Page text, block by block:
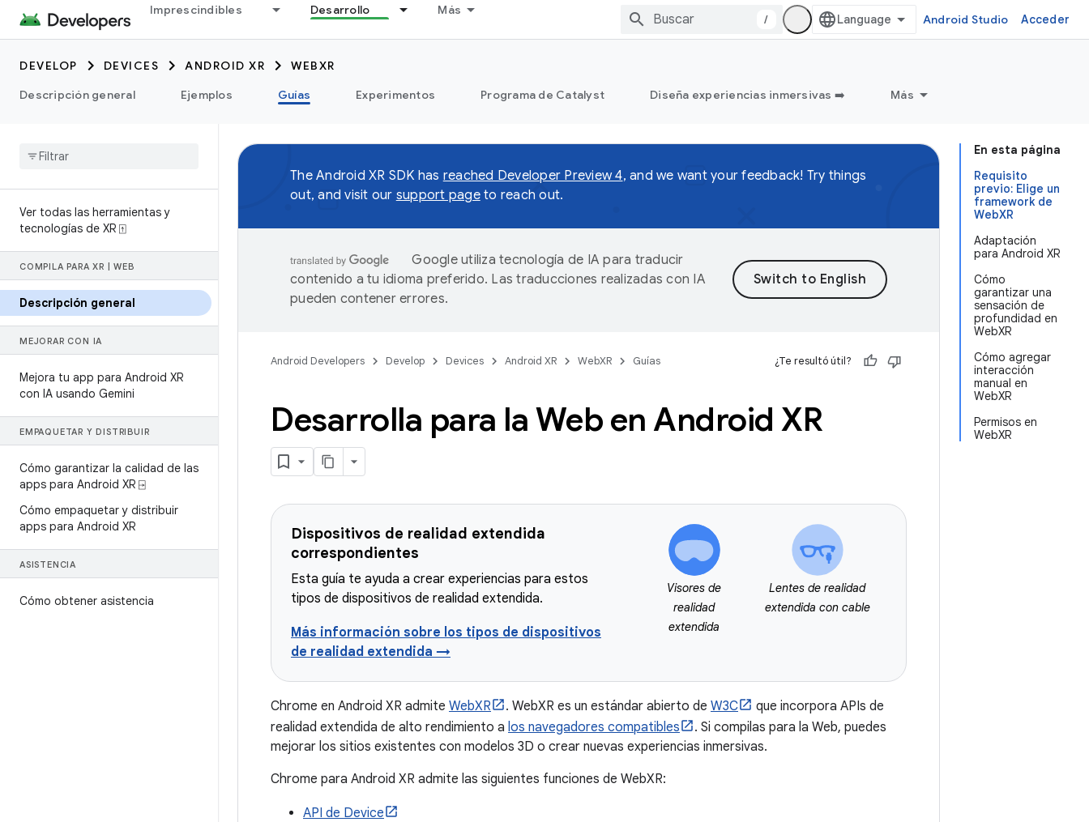
Imprescindibles Desarrollo Más
/ Android Studio Acceder
DEVELOP DEVICES ANDROID XR
WEBXR
Descripción general
Ejemplos Guías Experimentos Programa de Catalyst Diseña experiencias inmersivas ➡️ Más
Ver todas las herramientas y
tecnologías de XR ⍐
COMPILA PARA XR WEB
Descripción general
MEJORAR CON IA
Mejora tu app para Android XR
con IA usando Gemini
EMPAQUETAR Y DISTRIBUIR
Cómo garantizar la calidad de las
apps para Android XR ⍈
Cómo empaquetar y distribuir
apps para Android XR
ASISTENCIA
Cómo obtener asistencia
En esta página
Requisito
previo: Elige un
framework de
WebXR
Adaptación
para Android XR
Cómo
garantizar una
sensación de
profundidad en
WebXR
Cómo agregar
interacción
manual en
WebXR
Permisos en
WebXR
The Android XR SDK has reached Developer Preview 4, and we want your feedback! Try things
out, and visit our support pageto reach out.
Google utiliza tecnología de IA para traducir
contenido a tu idioma preferido. Las traducciones realizadas con IA
pueden contener errores.
Android Developers Develop Devices Android XR WebXR Guías ¿Te resultó útil?
Desarrolla para la Web en Android XR
Dispositivos de realidad extendida
correspondientes
Esta guía te ayuda a crear experiencias para estos
tipos de dispositivos de realidad extendida.
Más información sobre los tipos de dispositivos
de realidad extendida →
Visores de
realidad
extendida
Lentes de realidad
extendida con cable
Chrome en Android XR admite WebXR . WebXR es un estándar abierto de W3C
que incorpora APIs de
realidad extendida de alto rendimiento a los navegadores compatibles
. Si compilas para la Web, puedes
mejorar los sitios existentes con modelos 3D o crear nuevas experiencias inmersivas.
Chrome para Android XR admite las siguientes funciones de WebXR:
API de Device